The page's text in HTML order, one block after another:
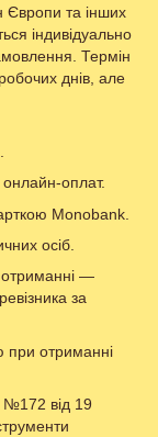
Європи та інших
індивідуально
Термін
днів, але
онлайн-оплат.
Monobank.
осіб.
—
за
при отриманні
№172 від 19